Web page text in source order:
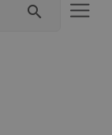
search